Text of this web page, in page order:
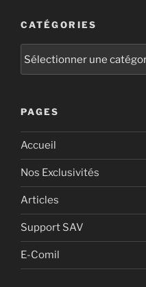
CATÉGORIES
PAGES
Accueil
Nos Exclusivités
Articles
Support SAV
E-Comil